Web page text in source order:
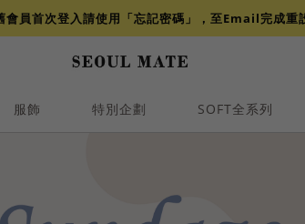
會員首次登入請使用「忘記密碼」，至Email完成重
服飾 特別企劃 SOFT全系列